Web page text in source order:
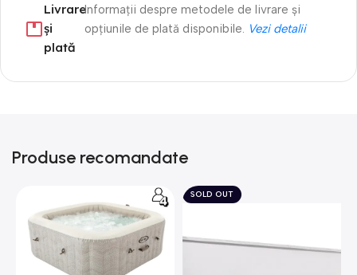
Livrare
și
plată
Informații despre metodele de livrare și
opțiunile de plată disponibile. Vezi detalii
Produse recomandate
SOLD OUT